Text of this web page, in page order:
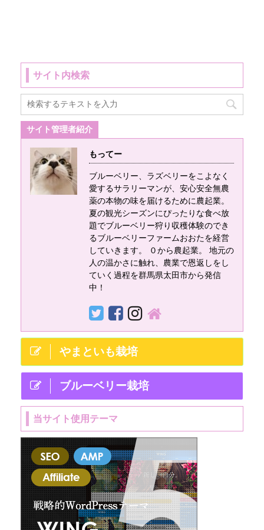
は、そういっ ...
のですが、網の外に
出しているので害虫
対策が全くできない
状態です。 そこで、
寒冷紗やフェルト、
ビニール、バークチ
ップなどで対策をし
てみた結果、コガネ
ムシ、雑草の成長阻
害、ブルーベリーの
成長促進、コスパ、
この４つをすべて満
たしているマルチ ...
ごとに圃場を回って
いくのですが、ラズ
ベリーの苗がブルー
ているところを発見
を持ち上げたとき、
ビリビリっ！！！！
ときました。 最初は
...
狩りが始まっていま
す。 そこで！ ブルー
ベリー狩りをしてみ
たい！初めてブルー
ベリー狩りをする！
という方向けにブル
ーベリー狩りの際に
気を付けて欲しい害
虫と害虫被害につい
てお伝えしていきま
す。 ブルーベリーに
付く昆虫、害虫、益
虫一覧 以下の昆虫は
葉を食べてしまうコ
ガネムシなどの害虫
や蜂など受粉を促す
益虫も含まれます。
樹液や腐植を食べる
益虫カナブン 葉を食
害するコガネムシの
成虫、幼虫は根を食
...
サイト内検索
サイト管理者紹介
もってー
ブルーベリー、ラズベリーをこよなく
愛するサラリーマンが、安心安全無農
薬の本物の味を届けるために農起業。
夏の観光シーズンにぴったりな食べ放
題でブルーベリー狩り収穫体験のでき
るブルーベリーファームおおたを経営
していきます。 ０から農起業。 地元の
人の温かさに触れ、農業で恩返しをし
ていく過程を群馬県太田市から発信
中！
やまといも栽培
ブルーベリー栽培
当サイト使用テーマ